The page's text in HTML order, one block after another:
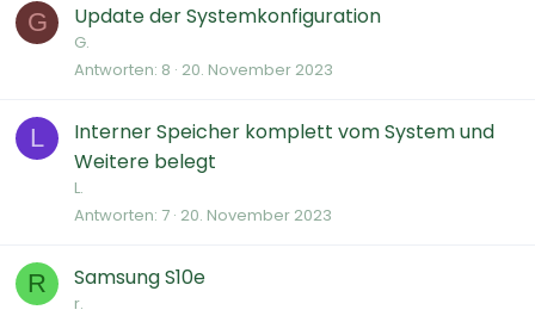
G Update der Systemkonfiguration
G.
Antworten 8 20. November 2023
L
Interner Speicher komplett vom System und
Weitere belegt
L.
Antworten 7 20. November 2023
R Samsung S10e
r.